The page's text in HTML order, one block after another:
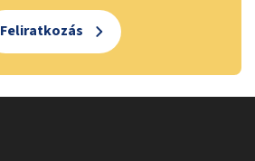
Feliratkozás